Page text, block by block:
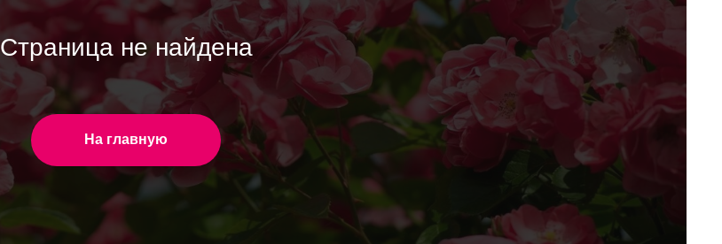
Страница не найдена
На главную